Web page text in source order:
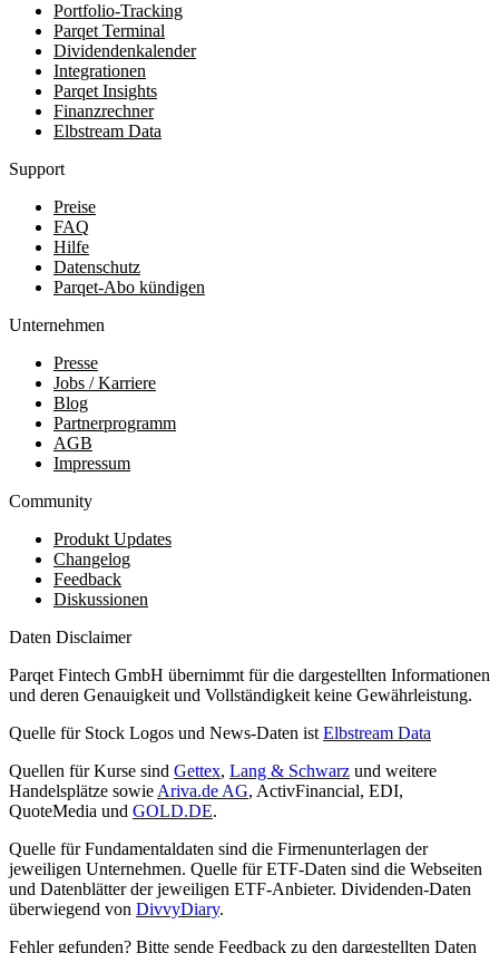
Portfolio-Tracking
Parqet Terminal
Dividendenkalender
Integrationen
Parqet Insights
Finanzrechner
Elbstream Data
Support
Preise
FAQ
Hilfe
Datenschutz
Parqet-Abo kündigen
Unternehmen
Presse
Jobs / Karriere
Blog
Partnerprogramm
AGB
Impressum
Community
Produkt Updates
Changelog
Feedback
Diskussionen
Daten Disclaimer
Parqet Fintech GmbH übernimmt für die dargestellten Informationen
und deren Genauigkeit und Vollständigkeit keine Gewährleistung.
Quelle für Stock Logos und News-Daten ist Elbstream Data
Quellen für Kurse sind Gettex, Lang & Schwarz und weitere
Handelsplätze sowie Ariva.de AG, ActivFinancial, EDI,
QuoteMedia und GOLD.DE.
Quelle für Fundamentaldaten sind die Firmenunterlagen der
jeweiligen Unternehmen. Quelle für ETF-Daten sind die Webseiten
und Datenblätter der jeweiligen ETF-Anbieter. Dividenden-Daten
überwiegend von DivvyDiary.
Fehler gefunden? Bitte sende Feedback zu den dargestellten Daten